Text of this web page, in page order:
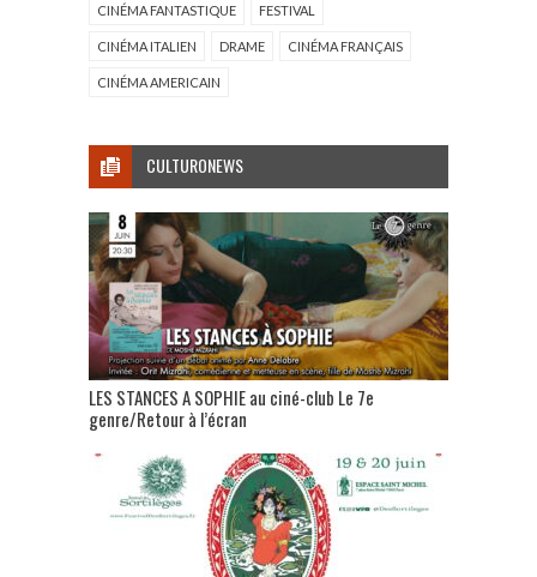
CINÉMA FANTASTIQUE FESTIVAL
CINÉMA ITALIEN DRAME CINÉMA FRANÇAIS
CINÉMA AMERICAIN
CULTURONEWS
LES STANCES A SOPHIE au ciné-club Le 7e
genre/Retour à l’écran